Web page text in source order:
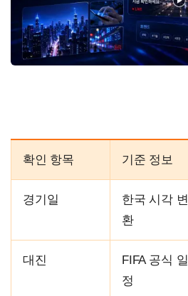
확인 항목 기준 정보
경기일
한국 시각 변
환
대진
FIFA 공식 일
정